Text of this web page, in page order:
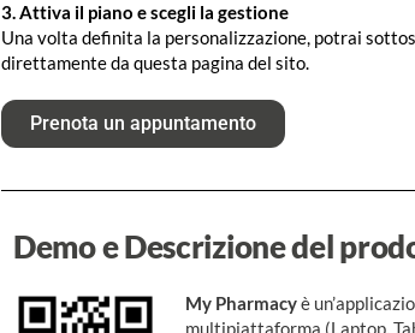
3. Attiva il piano e scegli la gestione
Una volta definita la personalizzazione, potrai
direttamente da questa pagina del sito.
Prenota un appuntamento
Demo e Descrizione del
My Pharmacyè
multipiattaforma (Laptop,